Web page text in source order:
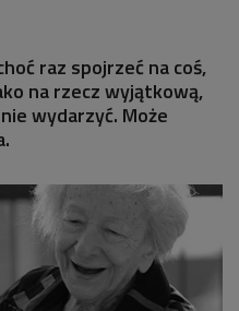
raz spojrzeć na coś,
na rzecz wyjątkową,
wydarzyć. Może